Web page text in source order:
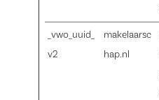
_vwo_uuid_
v2
makelaarsc
hap.nl